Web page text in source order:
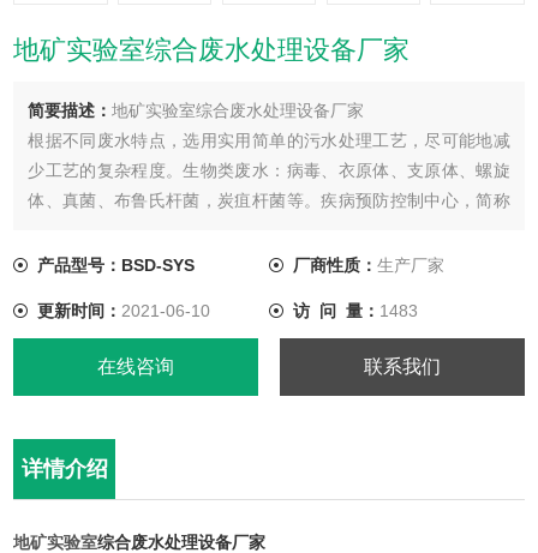
地矿实验室综合废水处理设备厂家
简要描述：地矿实验室综合废水处理设备厂家
根据不同废水特点，选用实用简单的污水处理工艺，尽可能地减
少工艺的复杂程度。生物类废水：病毒、衣原体、支原体、螺旋
体、真菌、布鲁氏杆菌，炭疽杆菌等。疾病预防控制中心，简称
术管理和服务的公益事业单位。
产品型号：BSD-SYS 厂商性质： 生产厂家
更新时间： 2021-06-10 访 问 量： 1483
在线咨询 联系我们
详情介绍
地矿实验室综合废水处理设备厂家